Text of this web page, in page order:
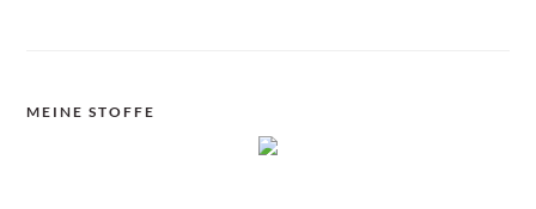
MEINE STOFFE